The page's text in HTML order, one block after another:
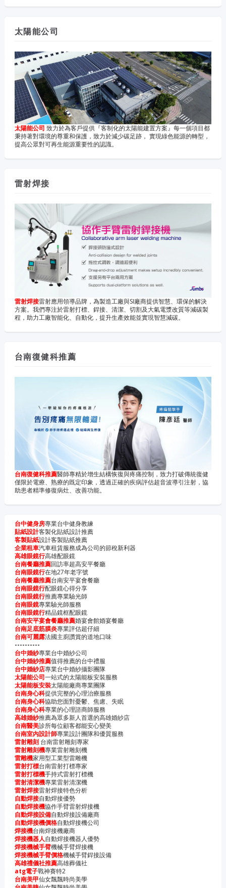
太陽能公司
太陽能公司 致力於為客戶提供『客制化的太陽能建置方案』每一個項目都
秉持著對環境的尊重和保護，致力於減少碳足跡， 實現綠色能源的轉型，
提高公眾對可再生能源重要性的認識。
雷射焊接
雷射焊接雷射應用領導品牌，為製造工廠與SI廠商提供智慧、環保的解決
方案。我們專注於雷射打標、銲接、清潔、切割及大氣電漿改質等減碳製
程，助力工廠智能化、自動化，提升生產效能並實現智慧減碳。
台南復健科推薦
台南復健科推薦醫師專精於增生結構恢復與疼痛控制，致力打破傳統復健
僅限於電療、熟療的既定印象，透過正確的疾病評估超音波導引注射，協
助患者精準修復病灶、改善功能。
台中健身房專業台中健身教練
貼紙設計客製化貼紙設計推薦
客製貼紙設計客製貼紙推薦
企業租車汽車租賃服務成為公司的節稅新利器
高雄眼鏡行高雄配眼鏡
台南餐廳推薦回訪率超高安平餐廳
台南眼鏡行在地27年老字號
台南餐廳推薦台南安平宴會餐廳
台南眼鏡行配眼鏡心得分享
台南眼鏡行推薦專業驗光師
台南眼鏡專業驗光師服務
台南眼鏡行精品鏡框配眼鏡
台南安平宴會餐廳推薦婚宴會館婚宴餐廳
台南足底筋膜炎專業評估超仔細
台南可麗露法國主廚讚賞的道地口味
----------
台中婚紗專業台中婚紗公司
台中婚紗推薦值得推薦的台中禮服
台中婚紗店專業台中婚紗攝影團隊
太陽能公司一站式的太陽能板安裝服務
太陽能板安裝太陽能廠商專業團隊
台南身心科提供完整的心理治療服務
台南身心科協助您面對憂鬱、焦慮、失眠
台南身心科專業的心理諮商師服務
高雄婚紗推薦為眾多新人首選的高雄婚紗店
台南醫美診所每位顧客都能安心變美
台南室內設計師專業設計團隊和優質服務
雷射雕刻 台南雷射雕刻專家
雷射雕刻機專業雷射雕刻機
雷雕機家用型工業型雷雕機
雷射打標台南雷射打標專家
雷射打標機手持式雷射打標機
雷射清潔機專業雷射清潔機
雷射焊接雷射焊接特色分析
自動焊接自動焊接優勢
自動焊接機協作手臂雷射焊接機
自動焊接設備自動焊接設備廠商
自動焊接機價格自動焊接機公司
焊接機台南焊接機廠商
焊接機器人自動焊接機器人優勢
焊接機械手臂機械手臂焊接機
焊接機械手臂價格機械手臂銲接設備
高雄禮儀社推薦高雄葬儀社
atg電子戰神賽特2
台南美甲仙女飄飄時尚美學